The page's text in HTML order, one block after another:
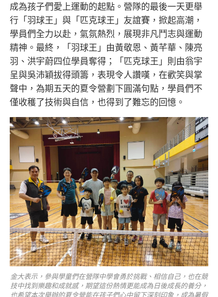
成為孩子們愛上運動的起點。營隊的最後一天更舉
行「羽球王」與「匹克球王」友誼賽，掀起高潮，
學員們全力以赴，氣氛熱烈，展現非凡鬥志與運動
精神。最終，「羽球王」由黃敬恩、黃芊華、陳亮
羽、洪宇蔚四位學員奪得；「匹克球王」則由翁宇
呈與吳沛穎拔得頭籌，表現令人讚嘆，在歡笑與掌
聲中，為期五天的夏令營劃下圓滿句點，學員們不
僅收穫了技術與自信，也得到了難忘的回憶。
金大表示，參與學童們在營隊中學會勇於挑戰、相信自己，也在競
技中找到樂趣和成就感，期望這份熱情更能成為日後成長的養分，
也希望本次舉辦的夏令營能在孩子們心中留下深刻印象，成為暑假